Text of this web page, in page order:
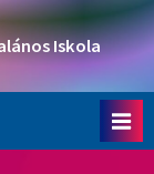
Iskola